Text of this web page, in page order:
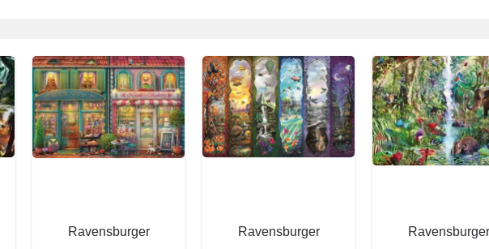
Ravensburger
Ravensburger
Ravensburger